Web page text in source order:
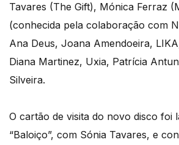
Tavares (The Gift), Mónica Ferraz
(conhecida pela colaboração com
Ana Deus, Joana Amendoeira,
Diana Martinez, Uxia, Patrícia
Silveira.
O cartão de visita do novo disco foi
“Baloiço”, com Sónia Tavares, e